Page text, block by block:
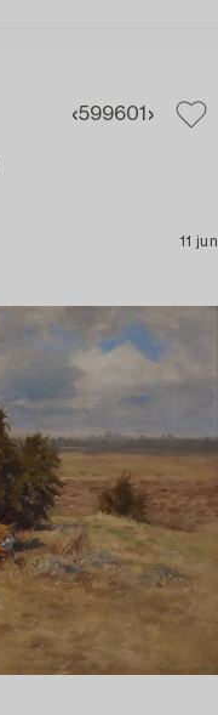
599601
11 jun